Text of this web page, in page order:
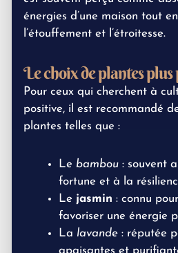
énergies d’une maison tout
l’étouffement et l’étroitesse.
Le choix de plantes plus
Pour ceux qui cherchent à
positive, il est recommandé
plantes telles que :
Le bambou : souvent
fortune et à la
Le jasmin : connu
favoriser une énergie
La lavande : réputée
apaisantes et